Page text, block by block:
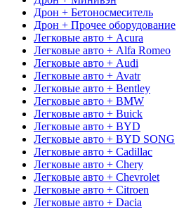
Дрон + Бетоносмеситель
Дрон + Прочее оборудование
Легковые авто + Acura
Легковые авто + Alfa Romeo
Легковые авто + Audi
Легковые авто + Avatr
Легковые авто + Bentley
Легковые авто + BMW
Легковые авто + Buick
Легковые авто + BYD
Легковые авто + BYD SONG
Легковые авто + Cadillac
Легковые авто + Chery
Легковые авто + Chevrolet
Легковые авто + Citroen
Легковые авто + Dacia